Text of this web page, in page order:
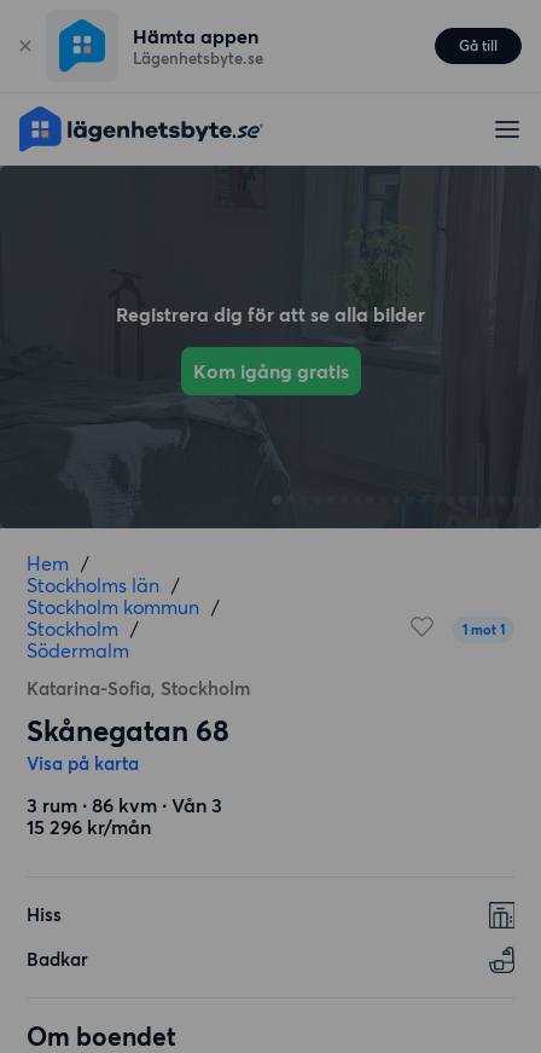
Hämta appen
Lägenhetsbyte.se
Gå till
Registrera dig för att se alla bilder
Kom igång gratis
Hem /
Stockholms län /
Stockholm kommun /
Stockholm /
Södermalm
Katarina-Sofia, Stockholm
1 mot 1
Skånegatan 68
Visa på karta
3 rum ∙ 86 kvm ∙ Vån 3
15 296 kr/mån
Hiss
Badkar
Om boendet